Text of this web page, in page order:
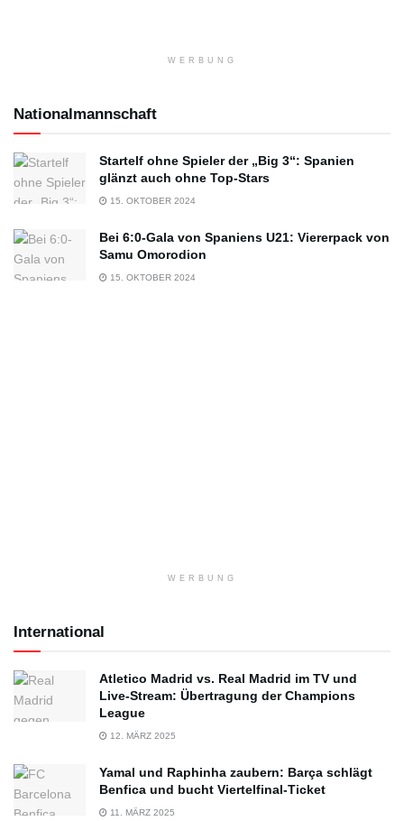
WERBUNG
Nationalmannschaft
Startelf ohne Spieler der „Big 3“: Spanien
glänzt auch ohne Top-Stars
15. OKTOBER 2024
Bei 6:0-Gala von Spaniens U21: Viererpack von
Samu Omorodion
15. OKTOBER 2024
WERBUNG
International
Atletico Madrid vs. Real Madrid im TV und
Live-Stream: Übertragung der Champions
League
12. MÄRZ 2025
Yamal und Raphinha zaubern: Barça schlägt
Benfica und bucht Viertelfinal-Ticket
11. MÄRZ 2025